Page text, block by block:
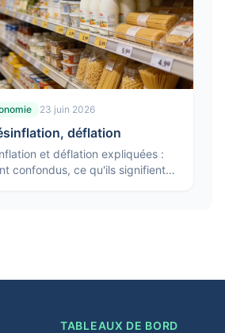
23 juin 2026
déflation
et déflation expliquées :
confondus, ce qu'ils signifient
TABLEAUX DE BORD